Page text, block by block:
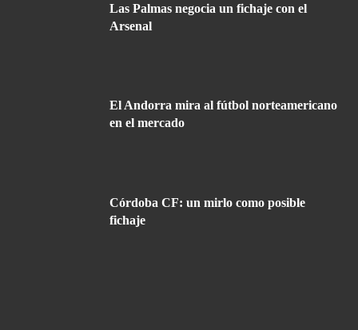
Las Palmas negocia un fichaje con el
Arsenal
El Andorra mira al fútbol norteamericano
en el mercado
Córdoba CF: un mirlo como posible
fichaje